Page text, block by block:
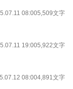
味方につけていく。
言。
08:005,509文字
19:005,922文字
08:004,891文字